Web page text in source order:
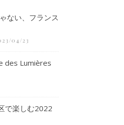
ない、フランス
04/23
des Lumières
で楽しむ2022